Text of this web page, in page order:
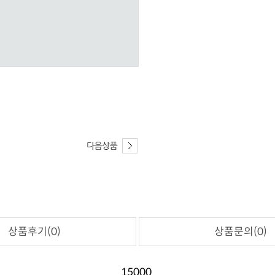
상품후기(0) 상품문의(0)
15000